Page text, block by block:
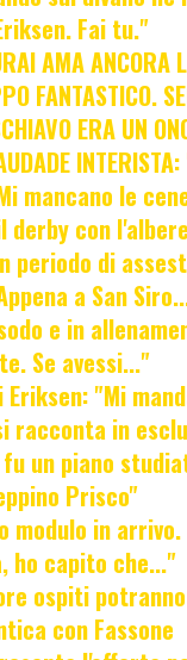
Fai tu."
AMA ANCORA
FANTASTICO.
ERA UN
mancano le
derby con
periodo di
a San
e in
Se avessi..."
Eriksen: "Mi
racconta in
un piano
Prisco"
modulo in
ho capito che..."
ospiti
con Fassone